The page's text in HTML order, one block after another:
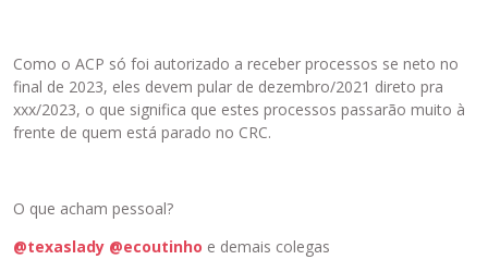
Como o ACP só foi autorizado a receber processos se neto no
final de 2023, eles devem pular de dezembro/2021 direto pra
xxx/2023, o que significa que estes processos passarão muito à
frente de quem está parado no CRC.
O que acham pessoal?
@texaslady @ecoutinho e demais colegas